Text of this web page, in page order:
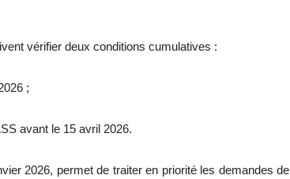
vérifier deux conditions cumulatives :
;
avant le 15 avril 2026.
2026, permet de traiter en priorité les demandes de